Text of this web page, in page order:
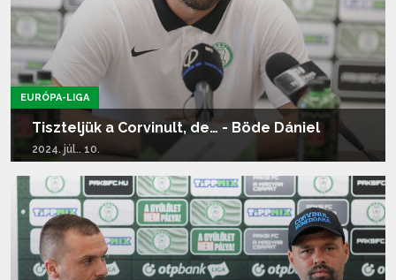
EURÓPA-LIGA
Tiszteljük a Corvinult, de… - Böde Dániel
2024. júl.. 10.
Tovább olvasom...